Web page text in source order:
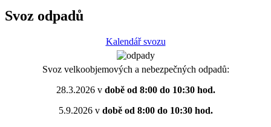
Svoz odpadů
Kalendář svozu
Svoz velkoobjemových a nebezpečných odpadů:
28.3.2026 vdobě od 8:00 do 10:30 hod.
5.9.2026 vdobě od 8:00 do 10:30 hod.